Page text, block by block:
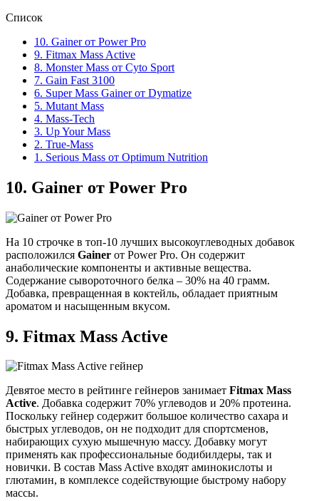
Список
10. Gainer от Power Pro
9. Fitmax Mass Active
8. Monster Mass от Cyto Sport
7. Gain Fast 3100
6. Super Mass Gainer от Dymatize
5. Mutant Mass
4. Mass-Tech
3. Up Your Mass
2. True-Mass
1. Serious Mass от Optimum Nutrition
10. Gainer от Power Pro
На 10 строчке в топ-10 лучших высокоуглеводных добавок
расположился Gainer от Power Pro. Он содержит
анаболические компоненты и активные вещества.
Содержание сывороточного белка – 30% на 40 грамм.
Добавка, превращенная в коктейль, обладает приятным
ароматом и насыщенным вкусом.
9. Fitmax Mass Active
Девятое место в рейтинге гейнеров занимает Fitmax Mass
Active. Добавка содержит 70% углеводов и 20% протеина.
Поскольку гейнер содержит большое количество сахара и
быстрых углеводов, он не подходит для спортсменов,
набирающих сухую мышечную массу. Добавку могут
применять как профессиональные бодибилдеры, так и
новички. В состав Mass Activе входят аминокислоты и
глютамин, в комплексе содействующие быстрому набору
массы.